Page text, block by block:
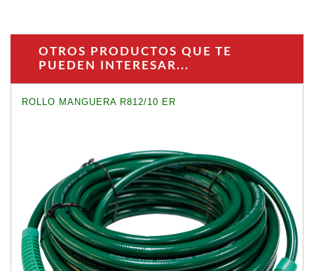
OTROS PRODUCTOS QUE TE
PUEDEN INTERESAR...
ROLLO MANGUERA R812/10 ER